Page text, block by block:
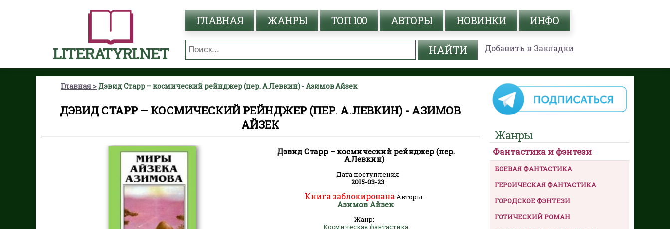
LITERATYRI.NET
ГЛАВНАЯ ЖАНРЫ ТОП 100 АВТОРЫ НОВИНКИ ИНФО
Добавить в Закладки
Главная Дэвид Старр – космический рейнджер (пер. А.Левкин) - Азимов Айзек
ДЭВИД СТАРР – КОСМИЧЕСКИЙ РЕЙНДЖЕР (ПЕР. А.ЛЕВКИН) - АЗИМОВ
АЙЗЕК
Дэвид Старр – космический рейнджер (пер.
А.Левкин)
Дата поступления
2015-03-23
Книга заблокирована Авторы:
Азимов Айзек
Жанр:
Космическая фантастика
Жанры
Фантастика и фэнтези
БОЕВАЯ ФАНТАСТИКА
ГЕРОИЧЕСКАЯ ФАНТАСТИКА
ГОРОДСКОЕ ФЭНТЕЗИ
ГОТИЧЕСКИЙ РОМАН